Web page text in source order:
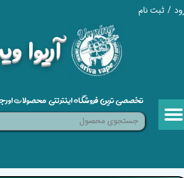
/ ثبت نام
حساب کاربری من
خروج از حساب کاربری
​آریوا
تخصصی ترین فروشگاه اینترنتی محصولات